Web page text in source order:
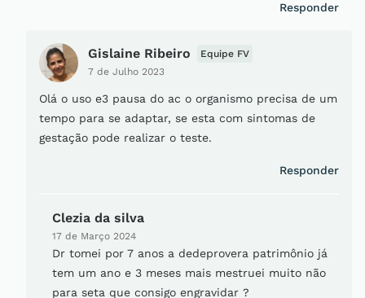
Responder
Gislaine Ribeiro
7 de Julho 2023
Equipe FV
Olá o uso e3 pausa do ac o organismo precisa de um
tempo para se adaptar, se esta com sintomas de
gestação pode realizar o teste.
Responder
Clezia da silva
17 de Março 2024
Dr tomei por 7 anos a dedeprovera patrimônio já
tem um ano e 3 meses mais mestruei muito não
para seta que consigo engravidar ?